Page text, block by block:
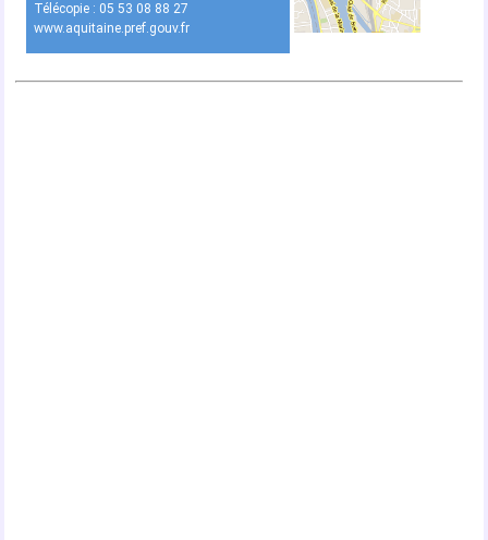
Télécopie : 05 53 08 88 27
www.aquitaine.pref.gouv.fr